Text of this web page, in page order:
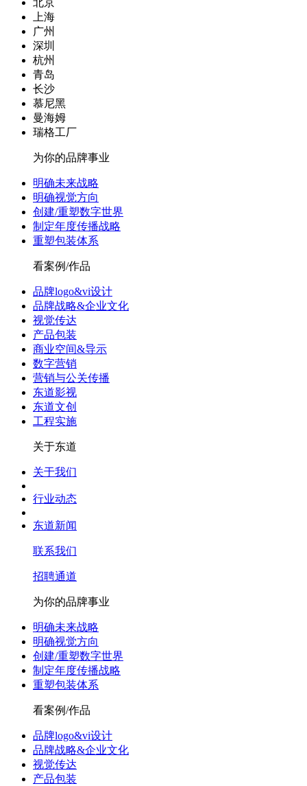
北京
上海
广州
深圳
杭州
青岛
长沙
慕尼黑
曼海姆
瑞格工厂
为你的品牌事业
明确未来战略
明确视觉方向
创建/重塑数字世界
制定年度传播战略
重塑包装体系
看案例/作品
品牌logo&vi设计
品牌战略&企业文化
视觉传达
产品包装
商业空间&导示
数字营销
营销与公关传播
东道影视
东道文创
工程实施
关于东道
关于我们
行业动态
东道新闻
联系我们
招聘通道
为你的品牌事业
明确未来战略
明确视觉方向
创建/重塑数字世界
制定年度传播战略
重塑包装体系
看案例/作品
品牌logo&vi设计
品牌战略&企业文化
视觉传达
产品包装